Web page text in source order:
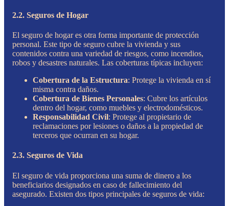
2.2. Seguros de Hogar
El seguro de hogar es otra forma importante de protección
personal. Este tipo de seguro cubre la vivienda y sus
contenidos contra una variedad de riesgos, como incendios,
robos y desastres naturales. Las coberturas típicas incluyen:
Cobertura de la Estructura: Protege la vivienda en sí
misma contra daños.
Cobertura de Bienes Personales: Cubre los artículos
dentro del hogar, como muebles y electrodomésticos.
Responsabilidad Civil: Protege al propietario de
reclamaciones por lesiones o daños a la propiedad de
terceros que ocurran en su hogar.
2.3. Seguros de Vida
El seguro de vida proporciona una suma de dinero a los
beneficiarios designados en caso de fallecimiento del
asegurado. Existen dos tipos principales de seguros de vida: